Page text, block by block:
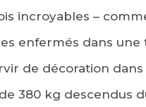
incroyables –
enfermés dans une
de décoration dans
380 kg descendus